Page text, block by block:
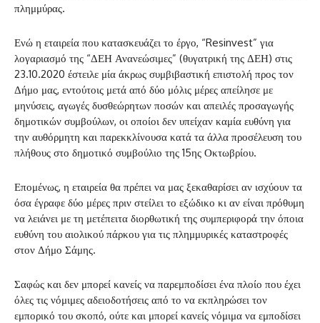
πλημμύρας.
Ενώ η εταιρεία που κατασκευάζει το έργο, “Resinvest” για
λογαριασμό της “ΔΕΗ Ανανεώσιμες” (θυγατρική της ΔΕΗ) στις
23.10.2020 έστειλε μία άκρως συμβιβαστική επιστολή προς τον
Δήμο μας, εντούτοις μετά από δύο μόλις μέρες απείλησε με
μηνύσεις, αγωγές δυσθεώρητων ποσών και απειλές προσαγωγής
δημοτικών συμβούλων, οι οποίοι δεν υπείχαν καμία ευθύνη για
την αυθόρμητη και παρεκκλίνουσα κατά τα άλλα προσέλευση του
πλήθους στο δημοτικό συμβούλιο της 15ης Οκτωβρίου.
Επομένως, η εταιρεία θα πρέπει να μας ξεκαθαρίσει αν ισχύουν τα
όσα έγραφε δύο μέρες πριν στείλει το εξώδικο κι αν είναι πρόθυμη
να λειάνει με τη μετέπειτα διορθωτική της συμπεριφορά την όποια
ευθύνη του αιολικού πάρκου για τις πλημμυρικές καταστροφές
στον Δήμο Σάμης.
Σαφώς και δεν μπορεί κανείς να παρεμποδίσει ένα πλοίο που έχει
όλες τις νόμιμες αδειοδοτήσεις από το να εκπληρώσει τον
εμπορικό του σκοπό, ούτε και μπορεί κανείς νόμιμα να εμποδίσει